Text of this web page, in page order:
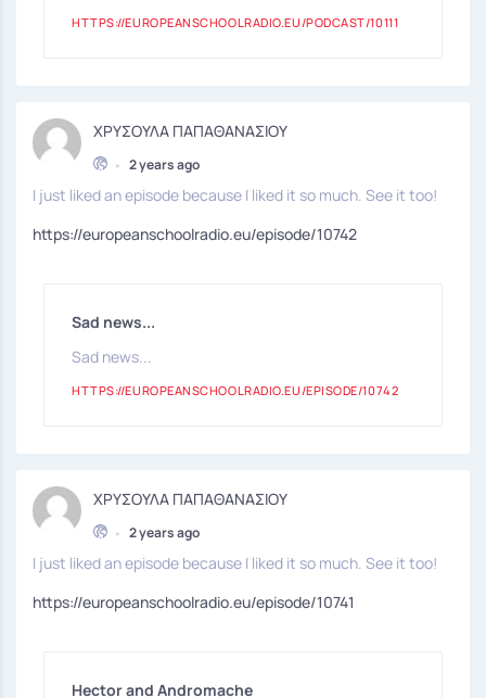
HTTPS://EUROPEANSCHOOLRADIO.EU/PODCAST/10111
ΧΡΥΣΟΥΛΑ ΠΑΠΑΘΑΝΑΣΙΟΥ
• 2 years ago
I just liked an episode because I liked it so much. See it too!
https://europeanschoolradio.eu/episode/10742
Sad news...
Sad news...
HTTPS://EUROPEANSCHOOLRADIO.EU/EPISODE/10742
ΧΡΥΣΟΥΛΑ ΠΑΠΑΘΑΝΑΣΙΟΥ
• 2 years ago
I just liked an episode because I liked it so much. See it too!
https://europeanschoolradio.eu/episode/10741
Hector and Andromache